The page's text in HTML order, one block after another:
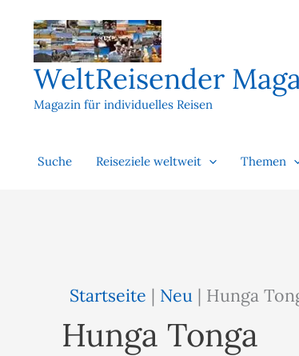
springen
WeltReisender
Magazin für individuelles Reisen
Suche Reiseziele weltweit Themen
Startseite | Neu | Hunga
Hunga Tonga